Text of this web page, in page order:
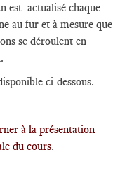
est actualisé chaque
au fur et à mesure que
se déroulent en
ci-dessous.
à la présentation
du cours.